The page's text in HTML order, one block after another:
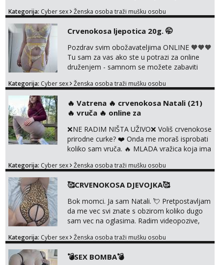
se dogovorimo kako ćemo se zabaviti.
foto i video materijal u kojem se sama
diram, s kolegicama, s dečkom, igračkama
itd. Radim dopisivanje o seksi temama koje
nas uzbuđuju 🤭 Čekam...
Kategorija: Cyber sex Ženska osoba traži mušku osobu
Crvenokosa ljepotica 20g. 🤭
Pozdrav svim obožavateljima ONLINE 🧡🧡🧡
Tu sam za vas ako ste u potrazi za online
druženjem - samnom se možete zabaviti
dovoljna radim i u paru i trojci s kolegicama,
uz slike i hot line pozive. Za vas sam
pripremila i slike s licem u raznim
kombinacijama isto kao i razna videa 😈
Volim kinky stvari i dominaciju 🤫 ...
Kategorija: Cyber sex Ženska osoba traži mušku osobu
‎️‍🔥 Vatrena ‎️‍🔥 crvenokosa Natali (21)
‎️‍🔥 vruča‎ ️‍🔥 online za
❌NE RADIM NIŠTA UŽIVO❌ Voliš crvenokose
prirodne curke? ❤️ Onda me moraš isprobati
koliko sam vruča.‎ ️‍🔥 MLADA vražica koja ima
prljave i u svemu vidim samo užitak. 💦 U
po svojoj mjeri. Sexi videa s kolegicama,
dečkom ili pak ja sama di se dovodim do
ludila. 🍑 Naravno ako ti moja ponuda nije
dovoljna uvije...
Kategorija: Cyber sex Ženska osoba traži mušku osobu
🥰CRVENOKOSA DJEVOJKA🥰
Bok momci. Ja sam Natali. 💘 Pretpostavljam
da me vec svi znate s obzirom koliko dugo
sam vec na oglasima. Radim videopozive,
Za lijepu suradnju javi mi se porukom na
0045
Kategorija: Cyber sex Ženska osoba traži mušku osobu
💣SEX BOMBA💣